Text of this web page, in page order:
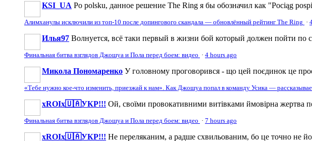
KSI_UA Po polsku, данное решение The Ring я бы обозначил как "Pociąg
Алимханулы исключили из топ-10 после допингового скандала — обновлённый рейтинг The Ring ·
Илья97 Волнуется, всё таки первый в жизни бой который должен пойти по
Финальная битва взглядов Джошуа и Пола перед боем: видео · 4 hours ago
Микола Пономаренко У головному проговорився - що цей поєдинок це
«Тебе нужно кое-что изменить, приезжай к нам». Как Джошуа попал в команду Усика —
xROIx🇺🇦УКР!!! Ой, своїми провокативними витівками ймовірна жертва
Финальная битва взглядов Джошуа и Пола перед боем: видео · 7 hours ago
xROIx🇺🇦УКР!!! Не переляканим, а радше схвильованим, бо це точно не